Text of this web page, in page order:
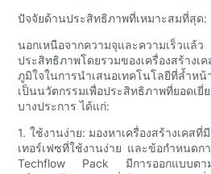
ปัจจัยด้านประสิทธิภาพที่เหมาะสมที่สุด:
นอกเหนือจากความจุและความเร็ว
ประสิทธิภาพโดยรวมของเครื่องสร้าง
ภูมิใจในการนำเสนอเทคโนโลยีที่ล้ำห
เป็นนวัตกรรมเพื่อประสิทธิภาพที่ยอด
บางประการ ได้แก่:
1. ใช้งานง่าย: มองหาเครื่องสร้างเคส
เทอร์เฟซที่ใช้งานง่าย และข้อกำหนด
Techflow Pack มีการออกแบบตาม